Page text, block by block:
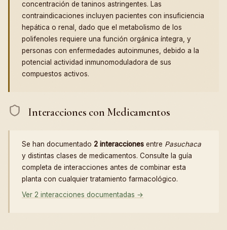
concentración de taninos astringentes. Las
contraindicaciones incluyen pacientes con insuficiencia
hepática o renal, dado que el metabolismo de los
polifenoles requiere una función orgánica íntegra, y
personas con enfermedades autoinmunes, debido a la
potencial actividad inmunomoduladora de sus
compuestos activos.
Interacciones con Medicamentos
Se han documentado 2 interacciones entre Pasuchaca
y distintas clases de medicamentos. Consulte la guía
completa de interacciones antes de combinar esta
planta con cualquier tratamiento farmacológico.
Ver 2 interacciones documentadas →